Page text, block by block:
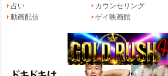
占い
カウンセリング
動画配信
ゲイ映画館